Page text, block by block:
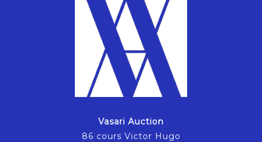
Vasari Auction
86 cours Victor Hugo